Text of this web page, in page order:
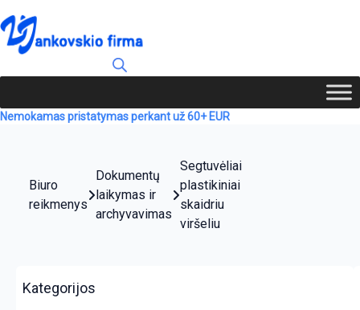
Nemokamas pristatymas perkant už 60+ EUR
Biuro
reikmenys
Dokumentų
laikymas ir
archyvavimas
Segtuvėliai
plastikiniai
skaidriu
viršeliu
Kategorijos